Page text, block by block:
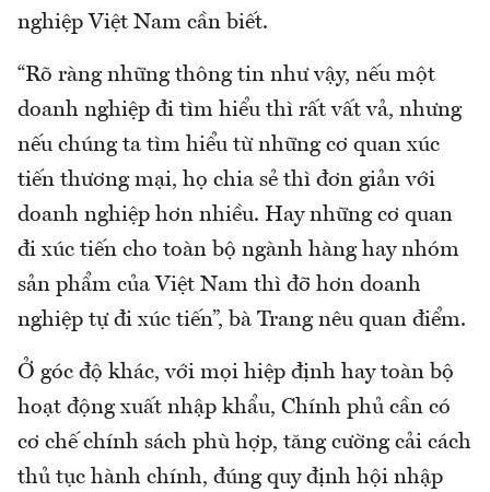
nghiệp Việt Nam cần biết.
“Rõ ràng những thông tin như vậy, nếu một
doanh nghiệp đi tìm hiểu thì rất vất vả, nhưng
nếu chúng ta tìm hiểu từ những cơ quan xúc
tiến thương mại, họ chia sẻ thì đơn giản với
doanh nghiệp hơn nhiều. Hay những cơ quan
đi xúc tiến cho toàn bộ ngành hàng hay nhóm
sản phẩm của Việt Nam thì đỡ hơn doanh
nghiệp tự đi xúc tiến”, bà Trang nêu quan điểm.
Ở góc độ khác, với mọi hiệp định hay toàn bộ
hoạt động xuất nhập khẩu, Chính phủ cần có
cơ chế chính sách phù hợp, tăng cường cải cách
thủ tục hành chính, đúng quy định hội nhập